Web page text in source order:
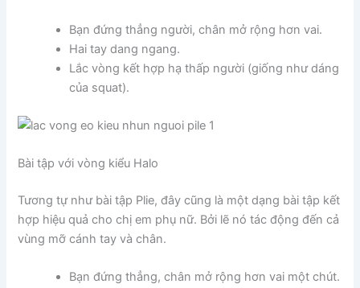
Bạn đứng thẳng người, chân mở rộng hơn vai.
Hai tay dang ngang.
Lắc vòng kết hợp hạ thấp người (giống như dáng
của squat).
Bài tập với vòng kiểu Halo
Tương tự như bài tập Plie, đây cũng là một dạng bài tập kết
hợp hiệu quả cho chị em phụ nữ. Bởi lẽ nó tác động đến cả
vùng mỡ cánh tay và chân.
Bạn đứng thẳng, chân mở rộng hơn vai một chút.